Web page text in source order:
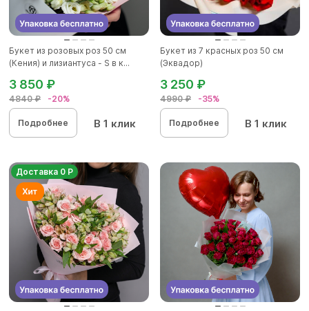
Букет из розовых роз 50 см
(Кения) и лизиантуса - S в к...
4840 ₽ -20%
3 850 ₽
Подробнее В 1 клик
Букет из 7 красных роз 50 см
(Эквадор)
4990 ₽ -35%
3 250 ₽
Подробнее В 1 клик
Доставка 0 Р